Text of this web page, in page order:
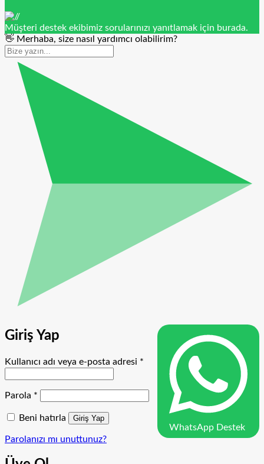
Müşteri destek ekibimiz sorularınızı yanıtlamak için burada.
👋 Merhaba, size nasıl yardımcı olabilirim?
WhatsApp Destek
Giriş Yap
Kullanıcı adı veya e-posta adresi * Gerekli
Parola *
Beni hatırla Giriş Yap
Parolanızı mı unuttunuz?